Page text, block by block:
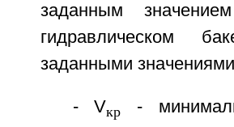
заданным
гидравлическом
заданными
- Vкр
-